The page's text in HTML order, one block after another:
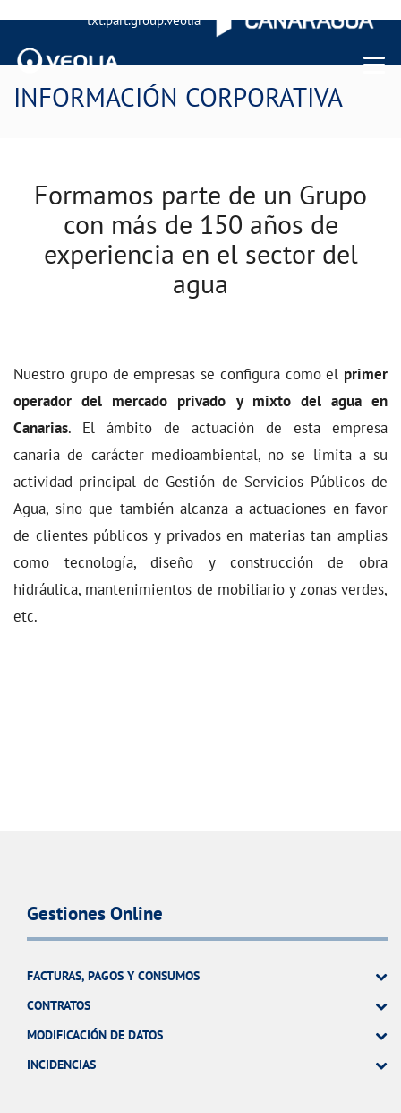
txt.part.group.veolia
Menu
INFORMACIÓN CORPORATIVA
Formamos parte de un Grupo
con más de 150 años de
experiencia en el sector del
agua
Nuestro grupo de empresas se configura como el primer
operador del mercado privado y mixto del agua en
Canarias. El ámbito de actuación de esta empresa
canaria de carácter medioambiental, no se limita a su
actividad principal de Gestión de Servicios Públicos de
Agua, sino que también alcanza a actuaciones en favor
de clientes públicos y privados en materias tan amplias
como tecnología, diseño y construcción de obra
hidráulica, mantenimientos de mobiliario y zonas verdes,
etc.
Gestiones Online
FACTURAS, PAGOS Y CONSUMOS
CONTRATOS
MODIFICACIÓN DE DATOS
INCIDENCIAS